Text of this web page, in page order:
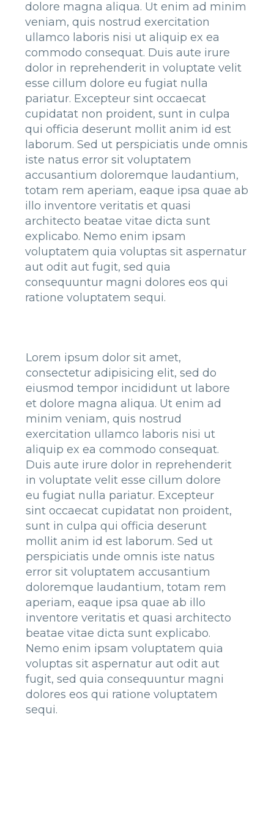
dolore magna aliqua. Ut enim ad minim
veniam, quis nostrud exercitation
ullamco laboris nisi ut aliquip ex ea
commodo consequat. Duis aute irure
dolor in reprehenderit in voluptate velit
esse cillum dolore eu fugiat nulla
pariatur. Excepteur sint occaecat
cupidatat non proident, sunt in culpa
qui officia deserunt mollit anim id est
laborum. Sed ut perspiciatis unde omnis
iste natus error sit voluptatem
accusantium doloremque laudantium,
totam rem aperiam, eaque ipsa quae ab
illo inventore veritatis et quasi
architecto beatae vitae dicta sunt
explicabo. Nemo enim ipsam
voluptatem quia voluptas sit aspernatur
aut odit aut fugit, sed quia
consequuntur magni dolores eos qui
ratione voluptatem sequi.
Lorem ipsum dolor sit amet,
consectetur adipisicing elit, sed do
eiusmod tempor incididunt ut labore
et dolore magna aliqua. Ut enim ad
minim veniam, quis nostrud
exercitation ullamco laboris nisi ut
aliquip ex ea commodo consequat.
Duis aute irure dolor in reprehenderit
in voluptate velit esse cillum dolore
eu fugiat nulla pariatur. Excepteur
sint occaecat cupidatat non proident,
sunt in culpa qui officia deserunt
mollit anim id est laborum. Sed ut
perspiciatis unde omnis iste natus
error sit voluptatem accusantium
doloremque laudantium, totam rem
aperiam, eaque ipsa quae ab illo
inventore veritatis et quasi architecto
beatae vitae dicta sunt explicabo.
Nemo enim ipsam voluptatem quia
voluptas sit aspernatur aut odit aut
fugit, sed quia consequuntur magni
dolores eos qui ratione voluptatem
sequi.